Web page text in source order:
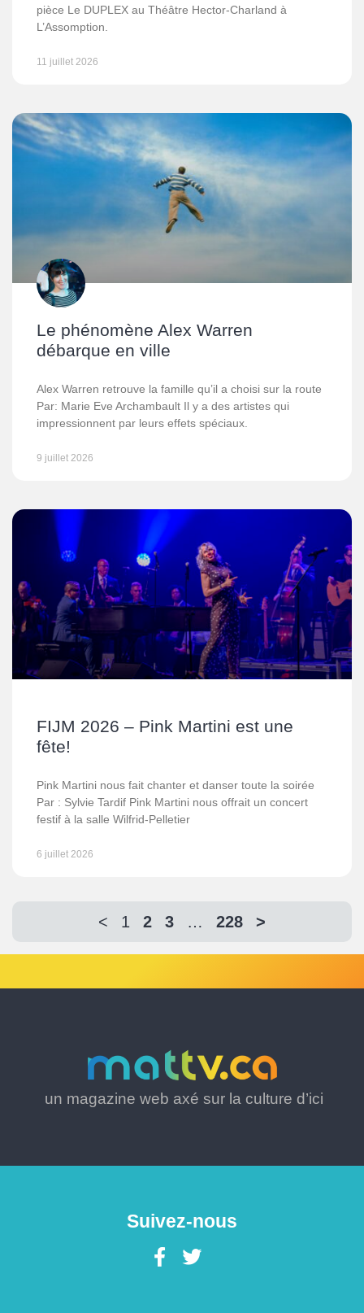
pièce Le DUPLEX au Théâtre Hector-Charland à
L’Assomption.
11 juillet 2026
Le phénomène Alex Warren
débarque en ville
Alex Warren retrouve la famille qu’il a choisi sur la route
Par: Marie Eve Archambault Il y a des artistes qui
impressionnent par leurs effets spéciaux.
9 juillet 2026
FIJM 2026 – Pink Martini est une
fête!
Pink Martini nous fait chanter et danser toute la soirée
Par : Sylvie Tardif Pink Martini nous offrait un concert
festif à la salle Wilfrid-Pelletier
6 juillet 2026
< 1 2 3 … 228 >
un magazine web axé sur la culture d’ici
Suivez-nous